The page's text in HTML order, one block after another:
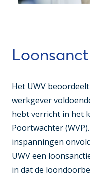
Het UWV
werkgever
hebt verricht in het
Poortwachter
inspanningen
UWV een
in dat de